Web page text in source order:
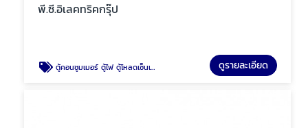
พี.ซี.อิเลคทริคกรุ๊ป
ตู้คอนซูมเมอร์ ตู้ไฟ ตู้โหลดเซ็นเตอร์ พัทยา ชลบุรี ดูรายละเอียด